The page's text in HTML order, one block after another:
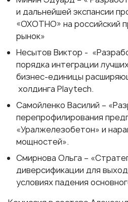
и дальнейшей экспансии
«ОХОТНО» на российский
рынок»
Несытов Виктор -
порядка интеграции
бизнес-единицы
холдинга Playtech.
Самойленко Василий –
перепрофилирования
«Уралжелезобетон» и
мощностей».
Смирнова Ольга –
диверсификации для
условиях падения